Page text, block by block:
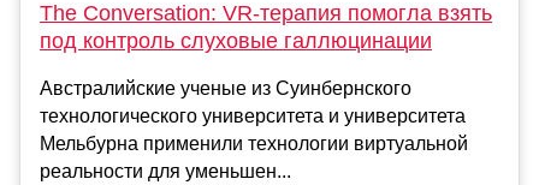
The Conversation: VR-терапия помогла взять
под контроль слуховые галлюцинации
Австралийские ученые из Суинбернского
технологического университета и университета
Мельбурна применили технологии виртуальной
реальности для уменьшен...